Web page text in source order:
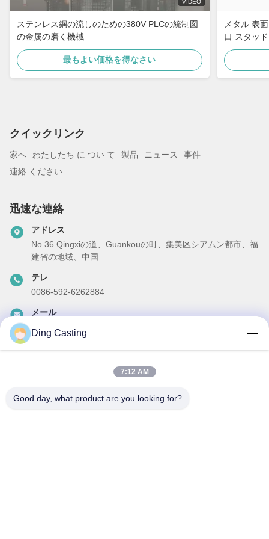
VIDEO
ステンレス鋼の流しのための380V PLCの統制図
の金属の磨く機械
最もよい価格を得なさい
メタル 表
口 スタッ
プーフィ
クイックリンク
家へ わたしたち に つい て 製品 ニュース
事件
連絡 ください
迅速な連絡
アドレス
No.36 Qingxiの道、Guankouの町、集美区シアムン都市、福
建省の地域、中国
テレ
0086-592-6262884
メール
ニュースレターへの購読は,割引などで可能です.
Ding Casting
7:12 AM
Good day, what product are you looking for?